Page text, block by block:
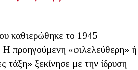
καθιερώθηκε το 1945
Η προηγούμενη «φιλελεύθερη» ή
τάξη» ξεκίνησε με την ίδρυση